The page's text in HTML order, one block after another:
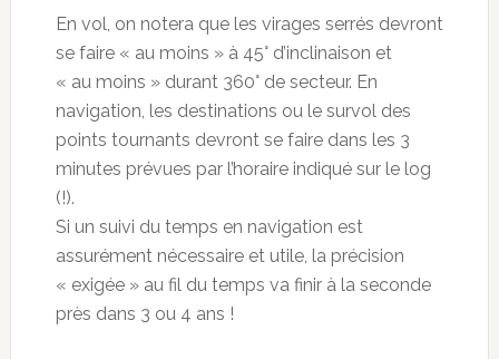
En vol, on notera que les virages serrés devront
se faire « au moins » à 45° d’inclinaison et
« au moins » durant 360° de secteur. En
navigation, les destinations ou le survol des
points tournants devront se faire dans les 3
minutes prévues par l’horaire indiqué sur le log
(!).
Si un suivi du temps en navigation est
assurément nécessaire et utile, la précision
« exigée » au fil du temps va finir à la seconde
près dans 3 ou 4 ans !